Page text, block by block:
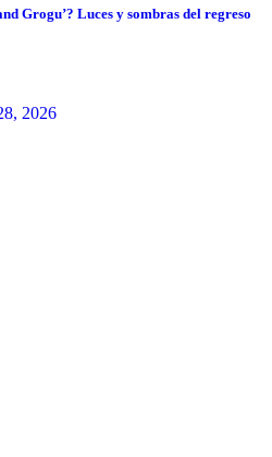
Grogu’? Luces y sombras del regreso
2026